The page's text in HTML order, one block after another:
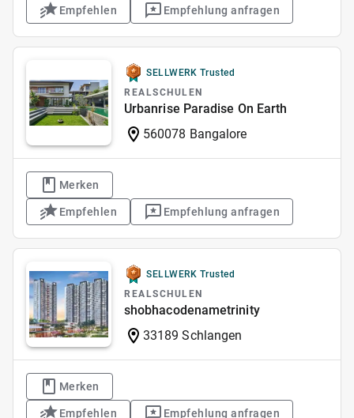
Empfehlen Empfehlung anfragen
SELLWERK Trusted
REALSCHULEN
Urbanrise Paradise On Earth
560078 Bangalore
Merken
Empfehlen Empfehlung anfragen
SELLWERK Trusted
REALSCHULEN
shobhacodenametrinity
33189 Schlangen
Merken
Empfehlen Empfehlung anfragen